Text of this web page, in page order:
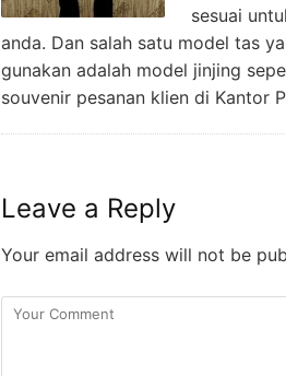
sesuai
anda. Dan salah satu model tas
gunakan adalah model jinjing
souvenir pesanan klien di Kantor
Leave a Reply
Your email address will not be